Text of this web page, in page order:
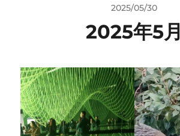
2025/05/30
2025年5月